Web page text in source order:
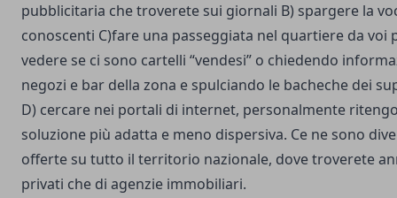
pubblicitaria che troverete sui giornali B) spargere la
conoscenti C)fare una passeggiata nel quartiere da voi
vedere se ci sono cartelli “vendesi” o chiedendo
negozi e bar della zona e spulciando le bacheche dei
D) cercare nei portali di internet, personalmente
soluzione più adatta e meno dispersiva. Ce ne sono
offerte su tutto il territorio nazionale, dove troverete
privati che di agenzie immobiliari.